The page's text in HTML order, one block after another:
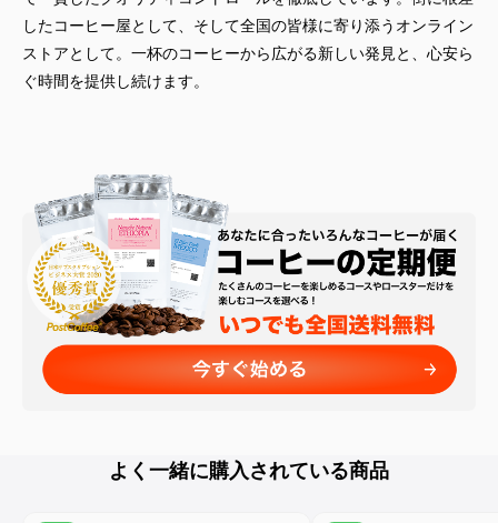
したコーヒー屋として、そして全国の皆様に寄り添うオンライン
ストアとして。一杯のコーヒーから広がる新しい発見と、心安ら
ぐ時間を提供し続けます。
よく一緒に購入されている商品